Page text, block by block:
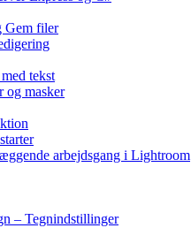
Gem filer
tekst
og masker
arbejdsgang i Lightroom
– Tegnindstillinger